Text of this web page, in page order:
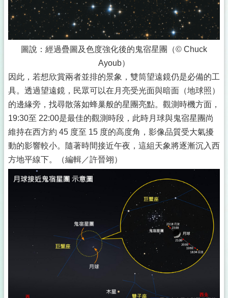
圖說：經過疊圖及色度強化後的鬼宿星團（© Chuck
Ayoub）
因此，若想欣賞兩者並排的景象，雙筒望遠鏡仍是必備的工
具。透過望遠鏡，民眾可以在月亮受光面與暗面（地球照）
的邊緣旁，找尋散落如蜂巢般的星團亮點。觀測時機方面，
19:30至 22:00是最佳的觀測時段，此時月球與鬼宿星團尚
維持在西方約 45 度至 15 度的高度角，影像品質受大氣擾
動的影響較小。隨著時間接近午夜，這組天象將逐漸沉入西
方地平線下。（編輯／許晉翊）